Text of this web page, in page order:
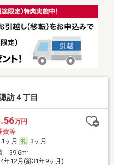
訪４丁目
万円
費等-
1ヶ月
3ヶ月
39.6m2
年12月(築31年9ヶ月)